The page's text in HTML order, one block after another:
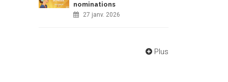
nominations
27 janv. 2026
Plus